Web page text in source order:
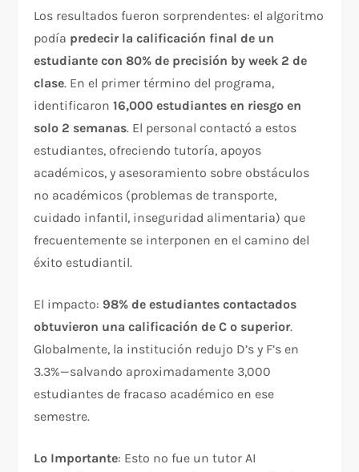
Los resultados fueron sorprendentes: el algoritmo
podía predecir la calificación final de un
estudiante con 80% de precisión by week 2 de
clase. En el primer término del programa,
identificaron16,000 estudiantes en riesgo en
solo 2 semanas. El personal contactó a estos
estudiantes, ofreciendo tutoría, apoyos
académicos, y asesoramiento sobre obstáculos
no académicos (problemas de transporte,
cuidado infantil, inseguridad alimentaria) que
frecuentemente se interponen en el camino del
éxito estudiantil.​
El impacto: 98% de estudiantes contactados
obtuvieron una calificación de C o superior.
Globalmente, la institución redujo D’s y F’s en
3.3%—salvando aproximadamente 3,000
estudiantes de fracaso académico en ese
semestre.​
Lo Importante: Esto no fue un tutor AI